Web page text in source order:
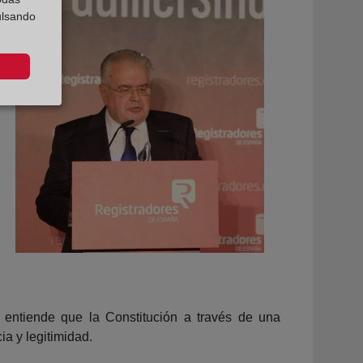
que la Constitución a través de una
y legitimidad.